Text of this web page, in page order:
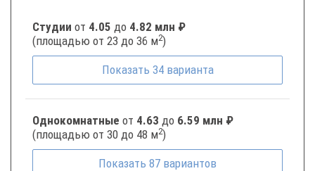
Студии от 4.05 до 4.82 млн ₽
(площадью от 23 до 36 м2)
Показать 34 варианта
Однокомнатные от 4.63 до 6.59 млн ₽
(площадью от 30 до 48 м2)
Показать 87 вариантов